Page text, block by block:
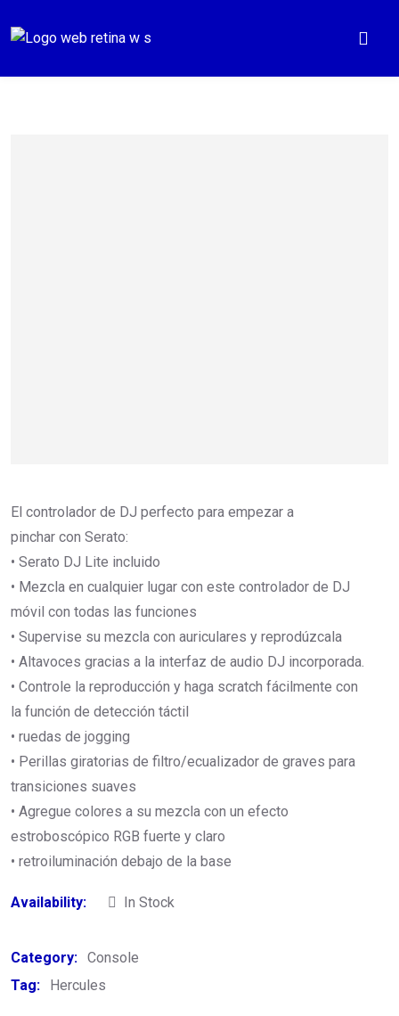
El controlador de DJ perfecto para empezar a
pinchar con Serato:
• Serato DJ Lite incluido
• Mezcla en cualquier lugar con este controlador de DJ
móvil con todas las funciones
• Supervise su mezcla con auriculares y reprodúzcala
• Altavoces gracias a la interfaz de audio DJ incorporada.
• Controle la reproducción y haga scratch fácilmente con
la función de detección táctil
• ruedas de jogging
• Perillas giratorias de filtro/ecualizador de graves para
transiciones suaves
• Agregue colores a su mezcla con un efecto
estroboscópico RGB fuerte y claro
• retroiluminación debajo de la base
Availability: In Stock
Category: Console
Tag:
Hercules